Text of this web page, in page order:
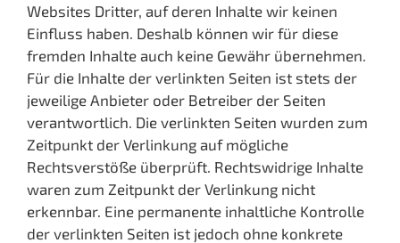
Websites Dritter, auf deren Inhalte wir keinen
Einfluss haben. Deshalb können wir für diese
fremden Inhalte auch keine Gewähr übernehmen.
Für die Inhalte der verlinkten Seiten ist stets der
jeweilige Anbieter oder Betreiber der Seiten
verantwortlich. Die verlinkten Seiten wurden zum
Zeitpunkt der Verlinkung auf mögliche
Rechtsverstöße überprüft. Rechtswidrige Inhalte
waren zum Zeitpunkt der Verlinkung nicht
erkennbar. Eine permanente inhaltliche Kontrolle
der verlinkten Seiten ist jedoch ohne konkrete